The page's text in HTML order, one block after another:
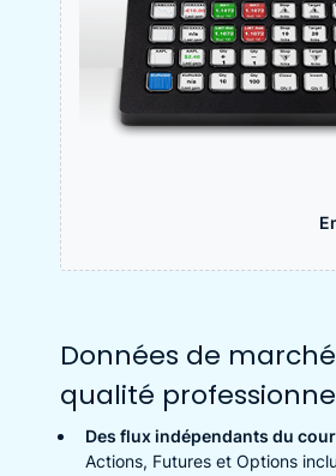
Données de
qualité
Des flux indépendants du
Actions, Futures et Options